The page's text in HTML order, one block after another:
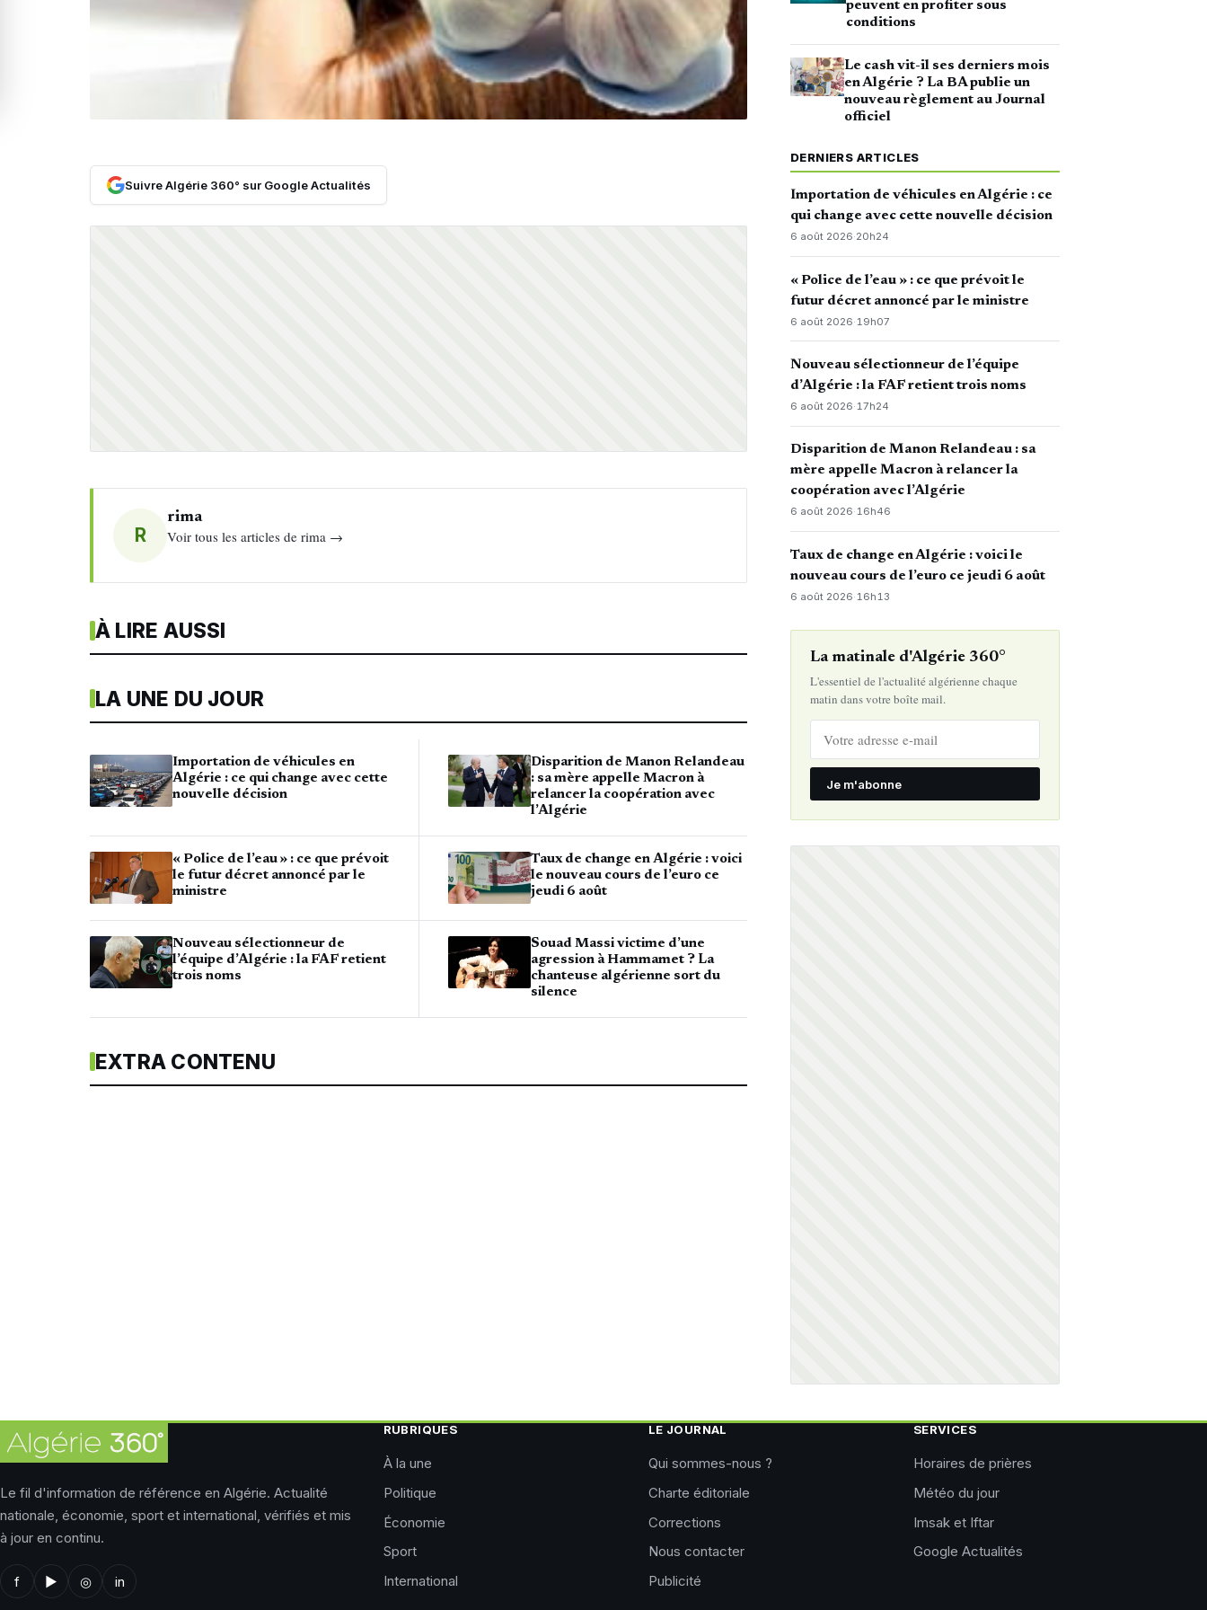
Suivre Algérie 360° sur Google Actualités
R
rima
Voir tous les articles de rima →
À LIRE AUSSI
LA UNE DU JOUR
Importation de véhicules en
Algérie : ce qui change avec cette
nouvelle décision
« Police de l’eau » : ce que prévoit
le futur décret annoncé par le
ministre
Nouveau sélectionneur de
l’équipe d’Algérie : la FAF retient
trois noms
Disparition de Manon Relandeau
: sa mère appelle Macron à
relancer la coopération avec
l’Algérie
Taux de change en Algérie : voici
le nouveau cours de l’euro ce
jeudi 6 août
Souad Massi victime d’une
agression à Hammamet ? La
chanteuse algérienne sort du
silence
EXTRA CONTENU
peuvent en profiter sous
conditions
Le cash vit-il ses derniers mois
en Algérie ? La BA publie un
nouveau règlement au Journal
officiel
DERNIERS ARTICLES
Importation de véhicules en Algérie : ce
qui change avec cette nouvelle décision
6 août 2026·20h24
« Police de l’eau » : ce que prévoit le
futur décret annoncé par le ministre
6 août 2026· 19h07
Nouveau sélectionneur de l’équipe
d’Algérie : la FAF retient trois noms
6 août 2026·17h24
Disparition de Manon Relandeau : sa
mère appelle Macron à relancer la
coopération avec l’Algérie
6 août 2026·16h46
Taux de change en Algérie : voici le
nouveau cours de l’euro ce jeudi 6 août
6 août 2026· 16h13
La matinale d'Algérie 360°
L'essentiel de l'actualité algérienne chaque
matin dans votre boîte mail.
Je m'abonne
Le fil d'information de référence en Algérie. Actualité
nationale, économie, sport et international, vérifiés et mis
à jour en continu.
f ▶ ◎ in
RUBRIQUES
À la une
Politique
Économie
Sport
International
LE JOURNAL
Qui sommes-nous ?
Charte éditoriale
Corrections
Nous contacter
Publicité
SERVICES
Horaires de prières
Météo du jour
Imsak et Iftar
Google Actualités